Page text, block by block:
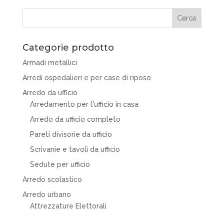
Categorie prodotto
Armadi metallici
Arredi ospedalieri e per case di riposo
Arredo da ufficio
Arredamento per l'ufficio in casa
Arredo da ufficio completo
Pareti divisorie da ufficio
Scrivanie e tavoli da ufficio
Sedute per ufficio
Arredo scolastico
Arredo urbano
Attrezzature Elettorali